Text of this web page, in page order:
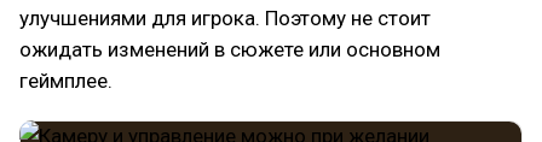
улучшениями для игрока. Поэтому не стоит
ожидать изменений в сюжете или основном
геймплее.